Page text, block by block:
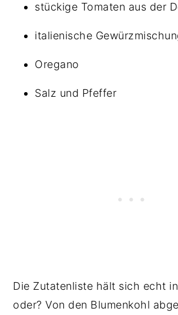
stückige Tomaten aus der
italienische
Oregano
Salz und Pfeffer
Die Zutatenliste hält sich echt
oder? Von den Blumenkohl